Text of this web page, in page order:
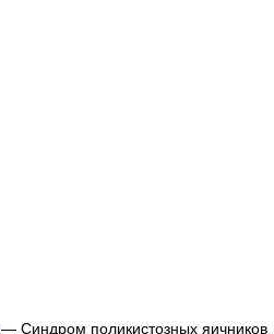
— Синдром поликистозных яичников